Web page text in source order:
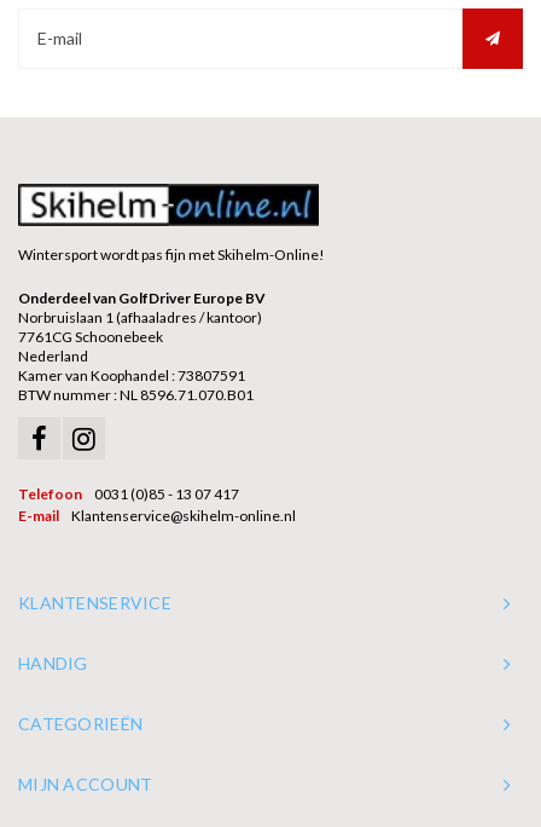
Wintersport wordt pas fijn met Skihelm-Online!
Onderdeel van GolfDriver Europe BV
Norbruislaan 1 (afhaaladres / kantoor)
7761CG Schoonebeek
Nederland
Kamer van Koophandel : 73807591
BTW nummer : NL 8596.71.070.B01
Telefoon
0031 (0)85 - 13 07 417
E-mail
Klantenservice@skihelm-online.nl
KLANTENSERVICE
HANDIG
CATEGORIEËN
MIJN ACCOUNT